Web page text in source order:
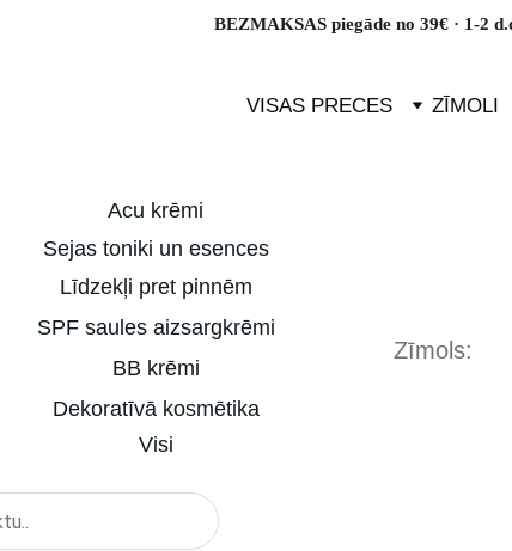
BEZMAKSAS piegāde no 39€ · 1-2
VISAS PRECES ZĪMOLI
Sejas toniki un esences
Acu krēmi
SPF saules aizsargkrēmi
Līdzekļi pret pinnēm
Zīmols:
Visi
BB krēmi
Dekoratīvā kosmētika